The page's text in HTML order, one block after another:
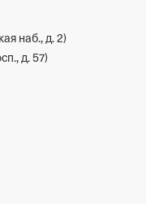
наб., д. 2)
д. 57)